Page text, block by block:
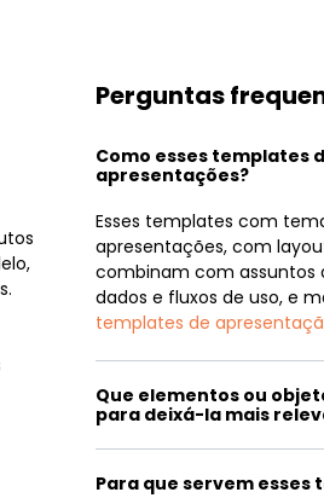
Perguntas
Como esses templates
apresentações?
Esses templates com
apresentações, com
combinam com assuntos
dados e fluxos de uso, e
templates de
Que elementos ou
para deixá-la mais
Para que servem